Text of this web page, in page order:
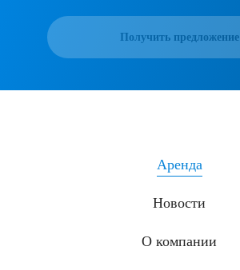
Получить предложение
Аренда
Новости
О компании